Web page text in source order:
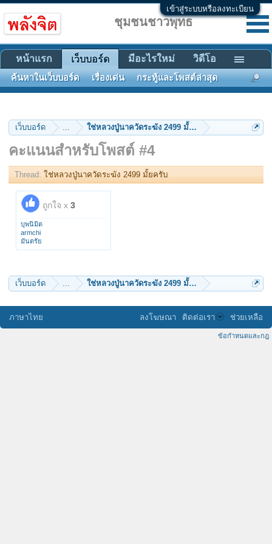
เข้าสู่ระบบหรือลงทะเบียน
เว็บบอร์ด ... ใช่หลวงปู่นาควัดระฆัง 2499 มั้ยครับ
คะแนนสำหรับโพสต์ #4
Thread: ใช่หลวงปู่นาควัดระฆัง 2499 มั้ยครับ
ถูกใจ x 3
บุพนิมิต
armchi
มันตรัย
เว็บบอร์ด ... ใช่หลวงปู่นาควัดระฆัง 2499 มั้ยครับ
ชุมชนชาวพุทธ
หน้าแรก เว็บบอร์ด
ค้นหาในเว็บบอร์ด เรื่องเด่น กระทู้และโพสต์ล่าสุด
มีอะไรใหม่ วิดีโอ
ภาษาไทย ลงโฆษณา ติดต่อเรา ช่วยเหลือ
ข้อกำหนดและกฎ